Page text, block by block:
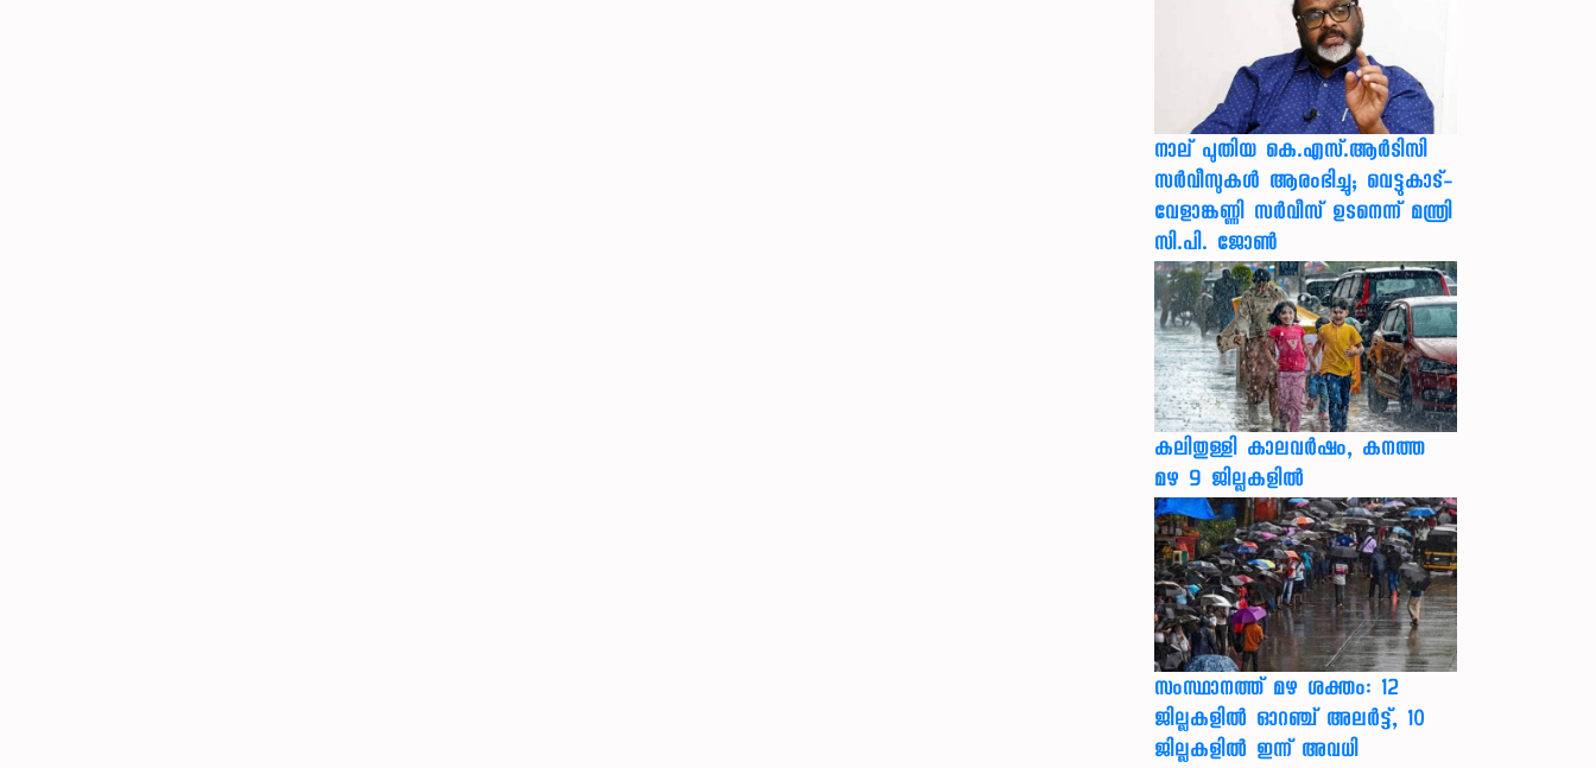
നാല് പുതിയ കെ.എസ്.ആർടിസി
സർവീസുകൾ ആരംഭിച്ചു; വെട്ടുകാട്-
വേളാങ്കണ്ണി സർവീസ് ഉടനെന്ന് മന്ത്രി
സി.പി. ജോൺ
കലിതുള്ളി കാലവർഷം, കനത്ത
മഴ 9 ജില്ലകളിൽ
സംസ്ഥാനത്ത് മഴ ശക്തം: 12
ജില്ലകളിൽ ഓറഞ്ച് അലർട്ട്, 10
ജില്ലകളിൽ ഇന്ന് അവധി